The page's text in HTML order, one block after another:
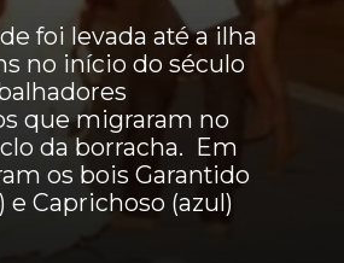
foi levada até a ilha
no início do século
que migraram no
da borracha. Em
os bois Garantido
e Caprichoso (azul)